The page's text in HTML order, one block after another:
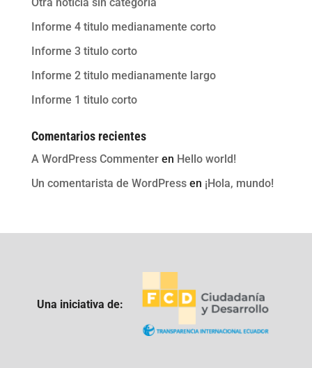
Informe 4 titulo medianamente corto
Informe 3 titulo corto
Informe 2 titulo medianamente largo
Informe 1 titulo corto
Comentarios recientes
A WordPress Commenteren Hello world!
Un comentarista de WordPressen ¡Hola, mundo!
Una iniciativa de: